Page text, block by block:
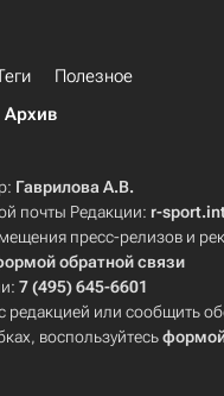
Полезное
Архив
Гаврилова А.В.
почты Редакции: r-
пресс-релизов и
обратной связи
7 (495) 645-6601
редакцией или сообщить
воспользуйтесь